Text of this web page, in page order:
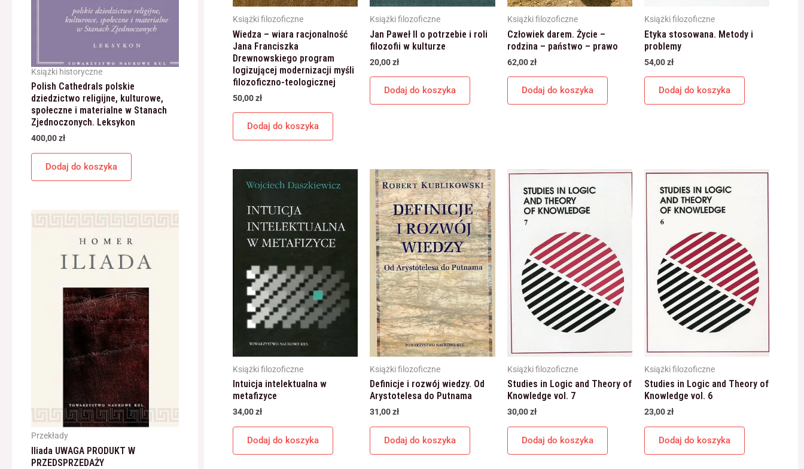
Książki historyczne
Polish Cathedrals polskie
dziedzictwo religijne, kulturowe,
społeczne i materialne w Stanach
Zjednoczonych. Leksykon
400,00zł
Dodaj do koszyka
Przekłady
Iliada UWAGA PRODUKT W
PRZEDSPRZEDAŻY
Książki filozoficzne
Wiedza – wiara racjonalność
Jana Franciszka
Drewnowskiego program
logizującej modernizacji myśli
filozoficzno-teologicznej
50,00zł
Dodaj do koszyka
Książki filozoficzne
Jan Paweł II o potrzebie i roli
filozofii w kulturze
20,00zł
Dodaj do koszyka
Książki filozoficzne
Człowiek darem. Życie –
rodzina – państwo – prawo
62,00zł
Dodaj do koszyka
Książki filozoficzne
Etyka stosowana. Metody i
problemy
54,00zł
Dodaj do koszyka
Książki filozoficzne
Intuicja intelektualna w
metafizyce
34,00zł
Dodaj do koszyka
Książki filozoficzne
Definicje i rozwój wiedzy. Od
Arystotelesa do Putnama
31,00zł
Dodaj do koszyka
Książki filozoficzne
Studies in Logic and Theory of
Knowledge vol. 7
30,00zł
Dodaj do koszyka
Książki filozoficzne
Studies in Logic and Theory of
Knowledge vol. 6
23,00zł
Dodaj do koszyka
internetowej,
na podstawie
tego, jak
strona jest
używana.
Doświadczenie
Aby nasza
przejścia na nią.
Jeśli odrzucisz te
pliki cookie,
niektóre funkcje
znikną ze strony
internetowej.
Marketing
Udostępniając swoje
zainteresowania i
zachowania
podczas
odwiedzania naszej
strony, zwiększasz
szansę na
zobaczenie
spersonalizowanych
treści i ofert.